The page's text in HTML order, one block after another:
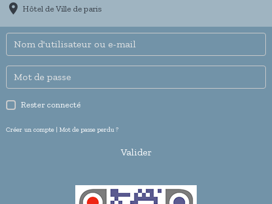
Hôtel de Ville de paris
Rester connecté
Créer un compte | Mot de passe perdu ?
Valider